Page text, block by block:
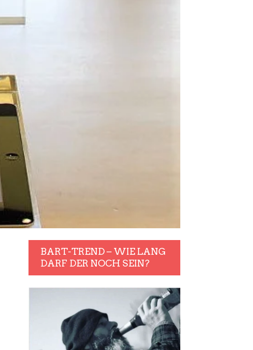
BART-TREND – WIE LANG
DARF DER NOCH SEIN?